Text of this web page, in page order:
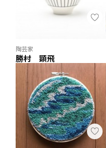
陶芸家
勝村 顕飛